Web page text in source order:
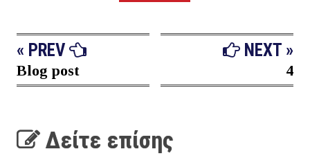
« PREV
Blog post
NEXT »
4
Δείτε επίσης